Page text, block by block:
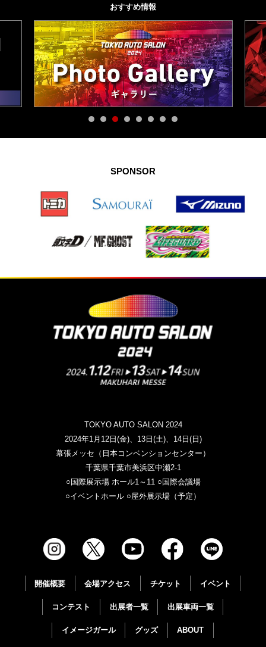
おすすめ情報
SPONSOR
TOKYO AUTO SALON 2024
2024年1月12日(金)、13日(土)、14日(日)
幕張メッセ（日本コンベンションセンター）
千葉県千葉市美浜区中瀬2-1
○国際展示場 ホール1～11 ○国際会議場
○イベントホール ○屋外展示場（予定）
開催概要 会場アクセス チケット イベント
コンテスト 出展者一覧 出展車両一覧
イメージガール グッズ ABOUT